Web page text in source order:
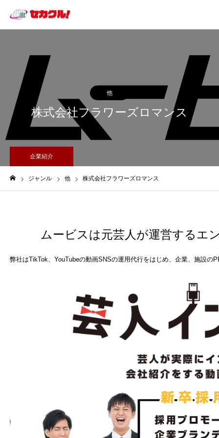
他
株式会社フラワーズロマンス
企業紹介
ジャンル 他 株式会社フラワーズロマンス
ムービスは元芸人が運営するエ
弊社はTikTok、YouTubeの動画SNSの運用代行をはじめ、企業、施設の